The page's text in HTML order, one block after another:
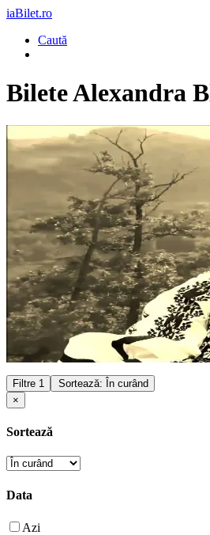
iaBilet.ro
Caută
BileteAlexandra
Filtre 1
Sortează: În curând
×
Sortează
Data
Azi